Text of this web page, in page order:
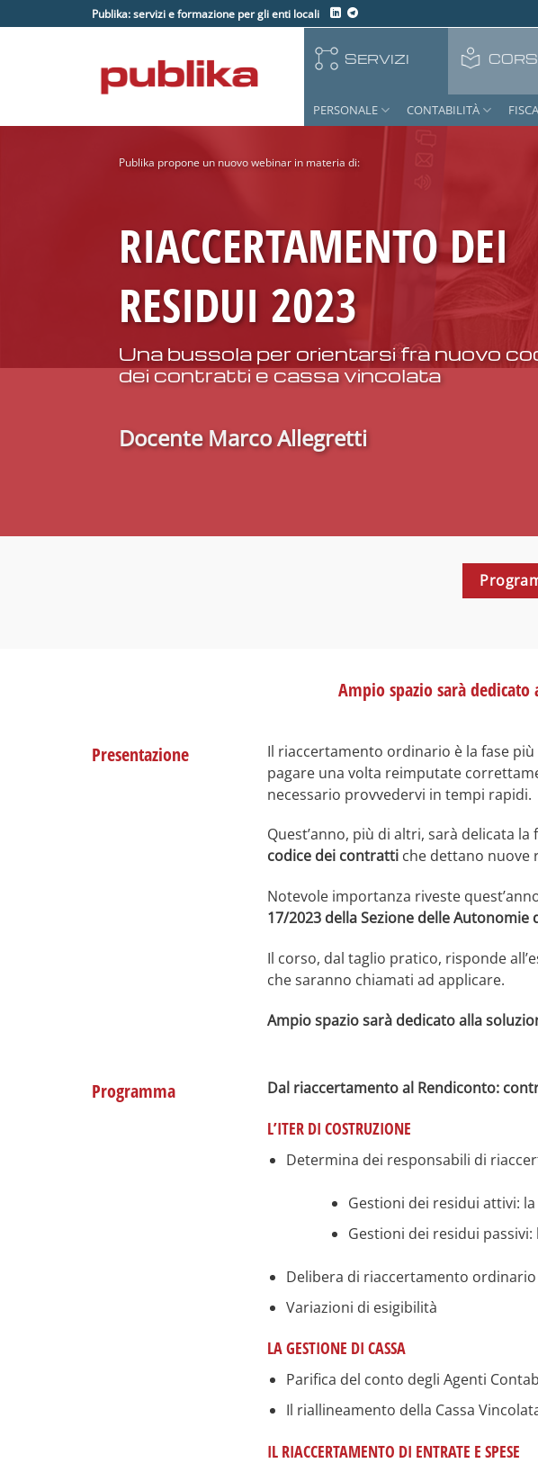
ai
Publika: servizi e formazione per gli enti locali
SERVIZI
PERSONALE CONTABILITÀ
Publika propone un nuovo webinar in materia di:
RIACCERTAMENTO DEI
RESIDUI 2023
Una bussola per orientarsi fra nuovo
dei contratti e cassa vincolata
Docente Marco Allegretti
Ampio spazio sarà
Presentazione
Il riaccertamento ordinario è la fase
pagare una volta reimputate
necessario provvedervi in tempi rapidi.
Quest’anno, più di altri, sarà delicata la
codice dei contratti che dettano nuove
Notevole importanza riveste
17/2023 della Sezione delle Autonomie
Il corso, dal taglio pratico, risponde
che saranno chiamati ad applicare.
Ampio spazio sarà dedicato alla
Programma Dal riaccertamento al Rendiconto:
L’ITER DI COSTRUZIONE
Determina dei responsabili di
Gestioni dei residui attivi:
Gestioni dei residui
Delibera di riaccertamento ordinario
Variazioni di esigibilità
LA GESTIONE DI CASSA
Parifica del conto degli Agenti
Il riallineamento della Cassa
IL RIACCERTAMENTO DI ENTRATE E SPESE